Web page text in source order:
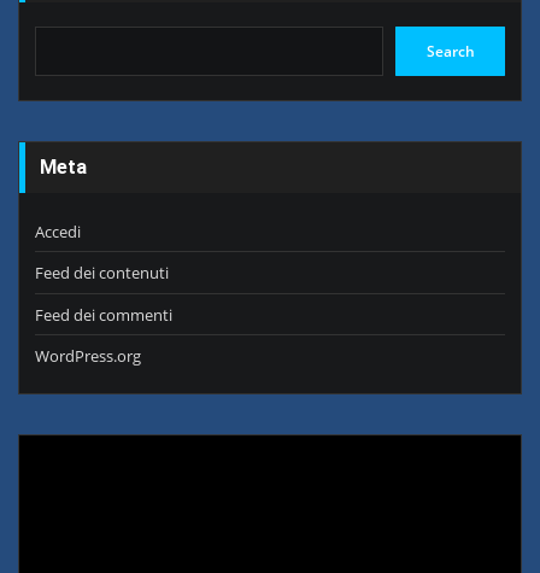
Search
Meta
Accedi
Feed dei contenuti
Feed dei commenti
WordPress.org